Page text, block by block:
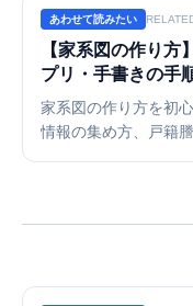
あわせて読みたい
【家系図の作り
プリ・手書きの手
家系図の作り方を初
情報の集め方、戸籍